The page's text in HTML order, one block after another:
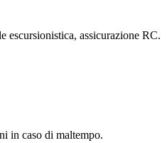
escursionistica, assicurazione RC.
in caso di maltempo.